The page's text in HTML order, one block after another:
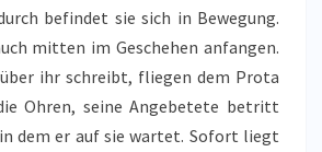
befindet sie sich in Bewegung.
mitten im Geschehen anfangen.
ihr schreibt, fliegen dem Prota
Ohren, seine Angebetete betritt
dem er auf sie wartet. Sofort liegt